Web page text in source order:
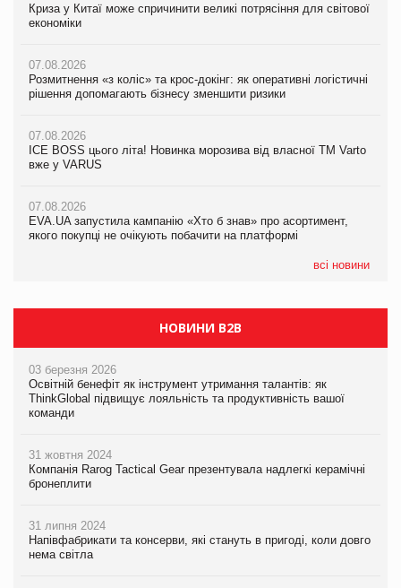
Криза у Китаї може спричинити великі потрясіння для світової
економіки
07.08.2026
Розмитнення «з коліс» та крос-докінг: як оперативні логістичні
рішення допомагають бізнесу зменшити ризики
07.08.2026
ICE BOSS цього літа! Новинка морозива від власної ТМ Varto
вже у VARUS
07.08.2026
EVA.UA запустила кампанію «Хто б знав» про асортимент,
якого покупці не очікують побачити на платформі
всі новини
Криза у Китаї може спричинити великі потрясіння для світової
економіки
07.08.2026
Kraft Heinz скоротила збиток у першому півріччі
Продажі Hugo Boss впали на 9%
Криза у Китаї може спричинити великі потрясіння для світової
економіки
07.08.2026
Kraft Heinz скоротила збиток у першому півріччі
Продажі Hugo Boss впали на 9%
НОВИНИ B2B
03 березня 2026
Освітній бенефіт як інструмент утримання талантів: як
ThinkGlobal підвищує лояльність та продуктивність вашої
команди
31 жовтня 2024
Компанія Rarog Tactical Gear презентувала надлегкі керамічні
бронеплити
31 липня 2024
Напівфабрикати та консерви, які стануть в пригоді, коли довго
нема світла